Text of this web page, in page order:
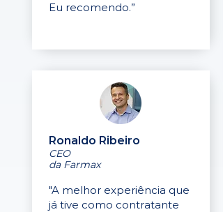
Eu recomendo.”
Ronaldo Ribeiro
CEO
da Farmax
"A melhor experiência que
já tive como contratante